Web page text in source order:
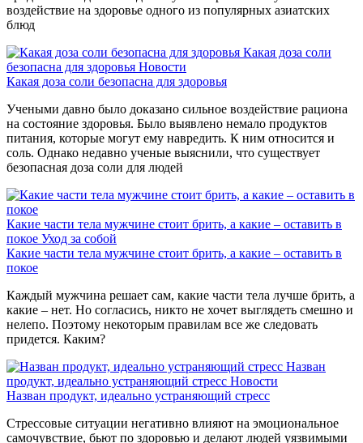
воздействие на здоровье одного из популярных азиатских
блюд
Какая доза соли
безопасна для здоровья Новости
Какая доза соли безопасна для здоровья
Учеными давно было доказано сильное воздействие рациона
на состояние здоровья. Было выявлено немало продуктов
питания, которые могут ему навредить. К ним относится и
соль. Однако недавно ученые выяснили, что существует
безопасная доза соли для людей
Какие части тела мужчине стоит брить, а какие – оставить в
покое Уход за собой
Какие части тела мужчине стоит брить, а какие – оставить в
покое
Каждый мужчина решает сам, какие части тела лучше брить, а
какие – нет. Но согласись, никто не хочет выглядеть смешно и
нелепо. Поэтому некоторым правилам все же следовать
придется. Каким?
Назван
продукт, идеально устраняющий стресс Новости
Назван продукт, идеально устраняющий стресс
Стрессовые ситуации негативно влияют на эмоциональное
самочувствие, бьют по здоровью и делают людей уязвимыми